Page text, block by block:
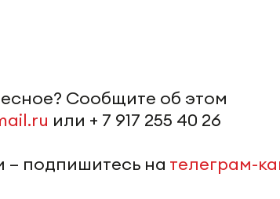
Сообщите об этом
или + 7 917 255 40 26
– подпишитесь на телеграм-